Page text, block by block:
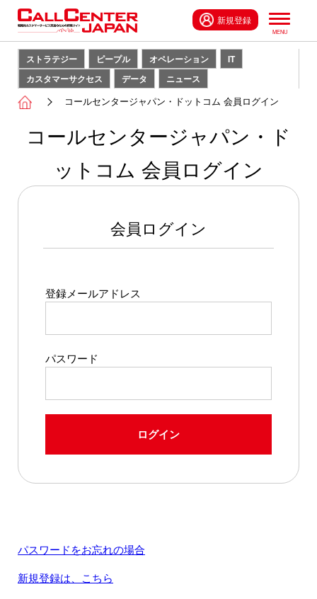
新規登録
ストラテジー ピープル オペレーション
IT
カスタマーサクセス
データ ニュース
コールセンタージャパン・ドットコム 会員ログイン
コールセンタージャパン・ド
ットコム 会員ログイン
会員ログイン
登録メールアドレス
パスワード
ログイン
パスワードをお忘れの場合
新規登録は、こちら